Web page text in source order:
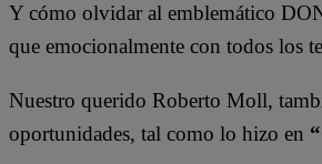
Y cómo olvidar al emblemático
que emocionalmente con todos los
Nuestro querido Roberto Moll,
oportunidades, tal como lo hizo en